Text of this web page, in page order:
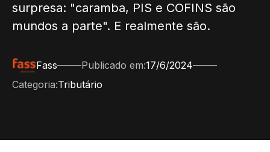
surpresa: "caramba, PIS e COFINS são
mundos a parte". E realmente são.
Fass Publicado em:17/6/2024
Categoria:Tributário